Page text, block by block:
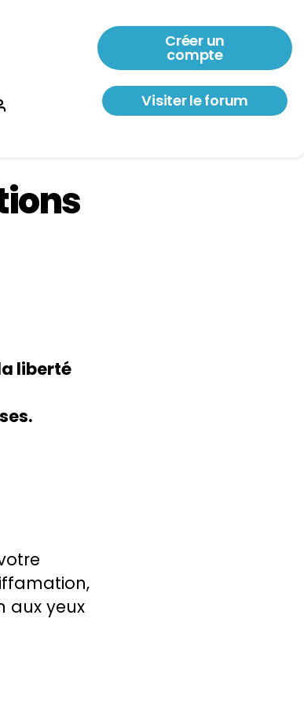
Créer un
compte
Visiter le forum
liberté
aux yeux